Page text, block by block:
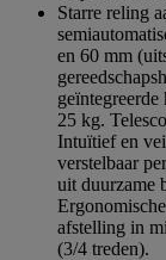
Starre reling
en 60 mm
25 kg.
Intuïtief en
verstelbaar
uit duurzame
afstelling in
(3/4 treden).